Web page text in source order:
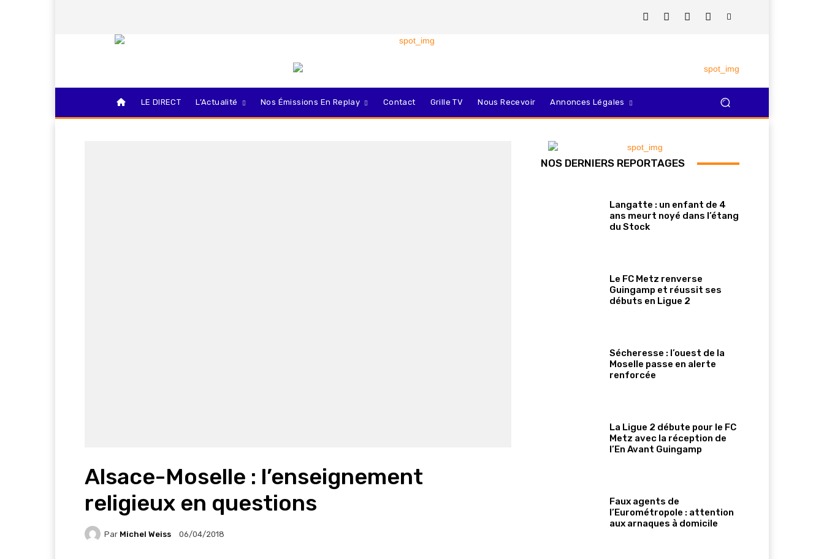
LE DIRECT L’Actualité Nos Émissions En Replay Contact Grille TV Nous Recevoir Annonces Légales
Alsace-Moselle : l’enseignement
religieux en questions
Par Michel Weiss 06/04/2018
NOS DERNIERS REPORTAGES
Langatte : un enfant de 4
ans meurt noyé dans l’étang
du Stock
Le FC Metz renverse
Guingamp et réussit ses
débuts en Ligue 2
Sécheresse : l’ouest de la
Moselle passe en alerte
renforcée
La Ligue 2 débute pour le FC
Metz avec la réception de
l’En Avant Guingamp
Faux agents de
l’Eurométropole : attention
aux arnaques à domicile